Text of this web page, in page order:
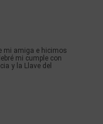
mi amiga e hicimos
mi cumple con
y la Llave del